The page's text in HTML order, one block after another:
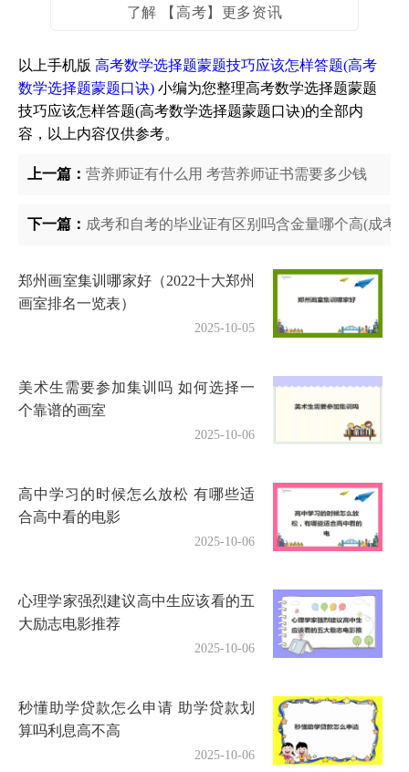
了解 【高考】更多资讯
以上手机版 高考数学选择题蒙题技巧应该怎样答题(高考
数学选择题蒙题口诀) 小编为您整理高考数学选择题蒙题
技巧应该怎样答题(高考数学选择题蒙题口诀)的全部内
容，以上内容仅供参考。
上一篇： 营养师证有什么用 考营养师证书需要多少钱
下一篇： 成考和自考的毕业证有区别吗含金量哪个高(成考
郑州画室集训哪家好（2022十大郑州
画室排名一览表）
2025-10-05
美术生需要参加集训吗 如何选择一
个靠谱的画室
2025-10-06
高中学习的时候怎么放松 有哪些适
合高中看的电影
2025-10-06
心理学家强烈建议高中生应该看的五
大励志电影推荐
2025-10-06
秒懂助学贷款怎么申请 助学贷款划
算吗利息高不高
2025-10-06